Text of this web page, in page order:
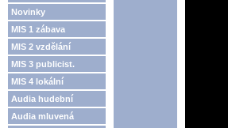
Novinky
MIS 1 zábava
MIS 2 vzdělání
MIS 3 publicist.
MIS 4 lokální
Audia hudební
Audia mluvená